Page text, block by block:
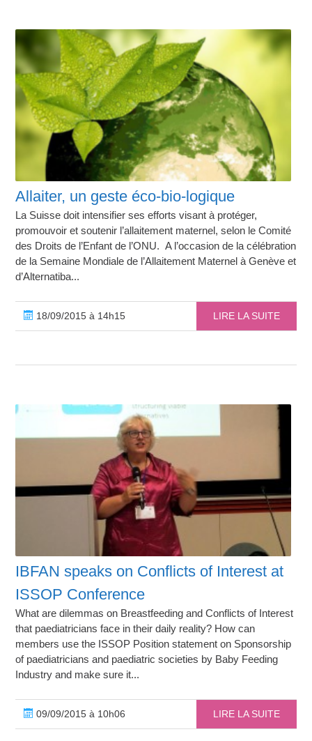
Allaiter, un geste éco-bio-logique
La Suisse doit intensifier ses efforts visant à protéger,
promouvoir et soutenir l’allaitement maternel, selon le Comité
des Droits de l’Enfant de l’ONU. A l’occasion de la célébration
de la Semaine Mondiale de l’Allaitement Maternel à Genève et
d’Alternatiba...
18/09/2015 à 14h15 LIRE LA SUITE
IBFAN speaks on Conflicts of Interest at
ISSOP Conference
What are dilemmas on Breastfeeding and Conflicts of Interest
that paediatricians face in their daily reality? How can
members use the ISSOP Position statement on Sponsorship
of paediatricians and paediatric societies by Baby Feeding
Industry and make sure it...
09/09/2015 à 10h06 LIRE LA SUITE